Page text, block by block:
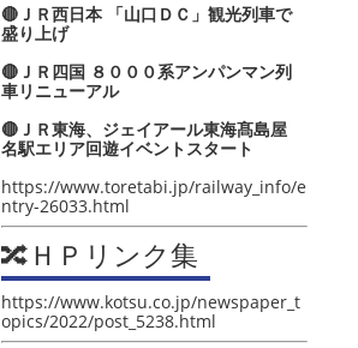
🔴ＪＲ西日本 「山口ＤＣ」観光列車で
盛り上げ
🔴ＪＲ四国 ８０００系アンパンマン列
車リニューアル
🔴ＪＲ東海、ジェイアール東海髙島屋
名駅エリア回遊イベントスタート
https://www.toretabi.jp/railway_info/e
ntry-26033.html
🔀ＨＰリンク集
https://www.kotsu.co.jp/newspaper_t
opics/2022/post_5238.html